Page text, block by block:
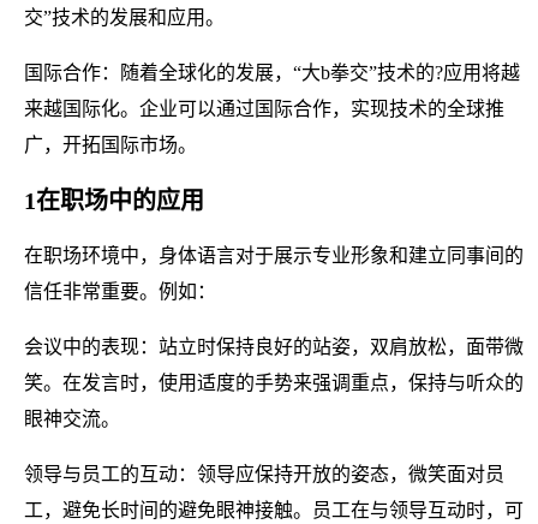
交”技术的发展和应用。
国际合作：随着全球化的发展，“大b拳交”技术的?应用将越
来越国际化。企业可以通过国际合作，实现技术的全球推
广，开拓国际市场。
1在职场中的应用
在职场环境中，身体语言对于展示专业形象和建立同事间的
信任非常重要。例如：
会议中的表现：站立时保持良好的站姿，双肩放松，面带微
笑。在发言时，使用适度的手势来强调重点，保持与听众的
眼神交流。
领导与员工的互动：领导应保持开放的姿态，微笑面对员
工，避免长时间的避免眼神接触。员工在与领导互动时，可